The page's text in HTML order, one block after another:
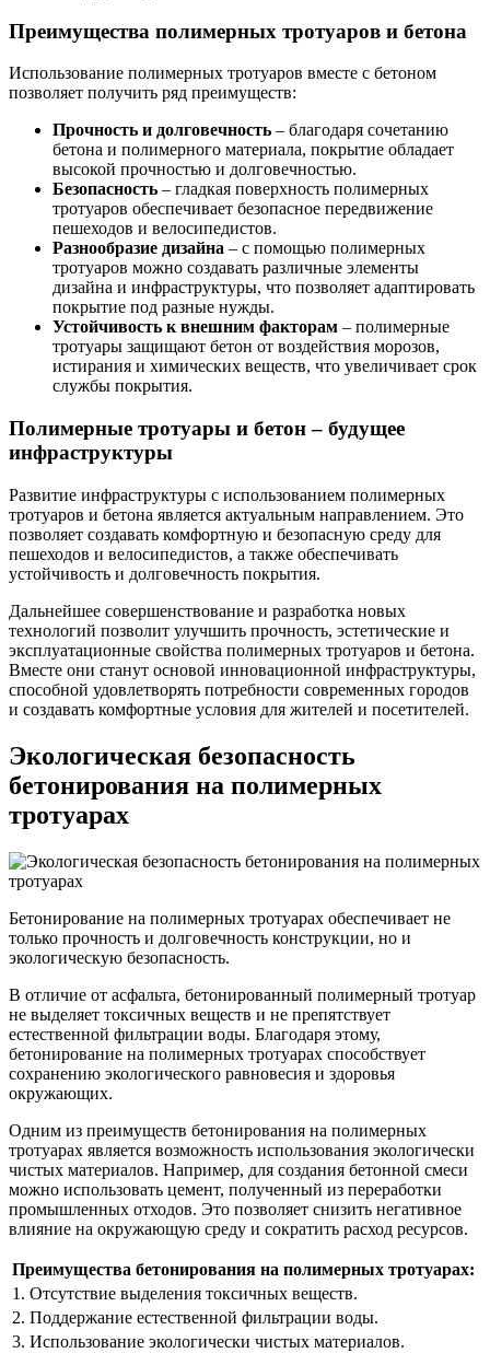
Преимущества полимерных тротуаров и бетона
Использование полимерных тротуаров вместе с бетоном
позволяет получить ряд преимуществ:
Прочность и долговечность – благодаря сочетанию
бетона и полимерного материала, покрытие обладает
высокой прочностью и долговечностью.
Безопасность – гладкая поверхность полимерных
тротуаров обеспечивает безопасное передвижение
пешеходов и велосипедистов.
Разнообразие дизайна – с помощью полимерных
тротуаров можно создавать различные элементы
дизайна и инфраструктуры, что позволяет адаптировать
покрытие под разные нужды.
Устойчивость к внешним факторам – полимерные
тротуары защищают бетон от воздействия морозов,
истирания и химических веществ, что увеличивает срок
службы покрытия.
Полимерные тротуары и бетон – будущее
инфраструктуры
Развитие инфраструктуры с использованием полимерных
тротуаров и бетона является актуальным направлением. Это
позволяет создавать комфортную и безопасную среду для
пешеходов и велосипедистов, а также обеспечивать
устойчивость и долговечность покрытия.
Дальнейшее совершенствование и разработка новых
технологий позволит улучшить прочность, эстетические и
эксплуатационные свойства полимерных тротуаров и бетона.
Вместе они станут основой инновационной инфраструктуры,
способной удовлетворять потребности современных городов
и создавать комфортные условия для жителей и посетителей.
Экологическая безопасность
бетонирования на полимерных
тротуарах
Бетонирование на полимерных тротуарах обеспечивает не
только прочность и долговечность конструкции, но и
экологическую безопасность.
В отличие от асфальта, бетонированный полимерный тротуар
не выделяет токсичных веществ и не препятствует
естественной фильтрации воды. Благодаря этому,
бетонирование на полимерных тротуарах способствует
сохранению экологического равновесия и здоровья
окружающих.
Одним из преимуществ бетонирования на полимерных
тротуарах является возможность использования экологически
чистых материалов. Например, для создания бетонной смеси
можно использовать цемент, полученный из переработки
промышленных отходов. Это позволяет снизить негативное
влияние на окружающую среду и сократить расход ресурсов.
Преимущества бетонирования на полимерных тротуарах:
1. Отсутствие выделения токсичных веществ.
2. Поддержание естественной фильтрации воды.
3. Использование экологически чистых материалов.